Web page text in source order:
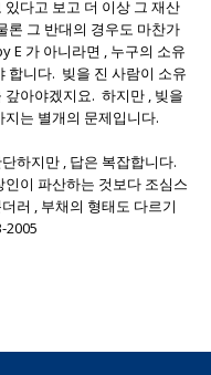
다고 보고 더 이상 그 재산
론 그 반대의 경우도 마찬가
E 가 아니라면 , 누구의 소유
합니다. 빚을 진 사람이 소유
아야겠지요. 하지만 , 빚을
는 별개의 문제입니다.
하지만 , 답은 복잡합니다.
이 파산하는 것보다 조심스
러 , 부채의 형태도 다르기
2005